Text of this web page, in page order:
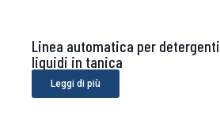
Linea automatica per detergenti
liquidi in tanica
Leggi di più